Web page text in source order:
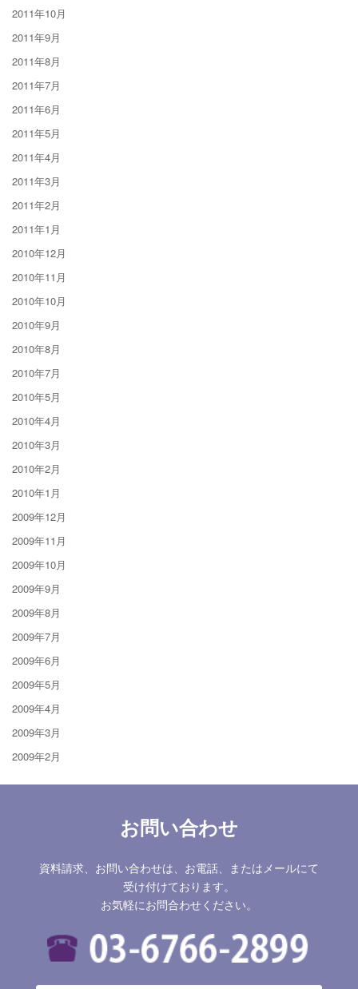
2011年10月
2011年9月
2011年8月
2011年7月
2011年6月
2011年5月
2011年4月
2011年3月
2011年2月
2011年1月
2010年12月
2010年11月
2010年10月
2010年9月
2010年8月
2010年7月
2010年5月
2010年4月
2010年3月
2010年2月
2010年1月
2009年12月
2009年11月
2009年10月
2009年9月
2009年8月
2009年7月
2009年6月
2009年5月
2009年4月
2009年3月
2009年2月
お問い合わせ
資料請求、お問い合わせは、お電話、またはメールにて
受け付けております。
お気軽にお問合わせください。